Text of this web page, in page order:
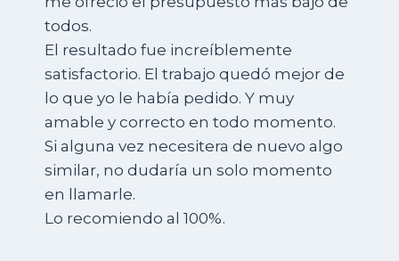
todos.
El resultado fue increíblemente
satisfactorio. El trabajo quedó mejor de
lo que yo le había pedido. Y muy
amable y correcto en todo momento.
Si alguna vez necesitera de nuevo algo
similar, no dudaría un solo momento
en llamarle.
Lo recomiendo al 100%.